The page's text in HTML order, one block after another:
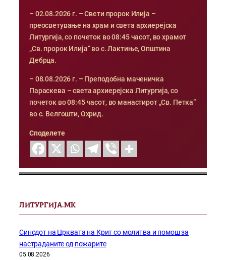
– 02.08.2026 г. – Свети пророк Илија –
преосветување на храм и света архиерејска
Литургија, со почеток во 08:45 часот, во храмот
„Св. пророк Илија“ во с. Лактиње, Општина
Дебрца.
– 08.08.2026 г. – Преподобна маченичка
Параскева – света архиерејска Литургија, со
почеток во 08:45 часот, во манастирот „Св. Петка“
во с. Велгошти, Охрид.
Споделете
ЛИТУРГИЈА.МК
Синодот на Црквата на Крит со молитва и помош за
настраданите од пожарите
05.08.2026